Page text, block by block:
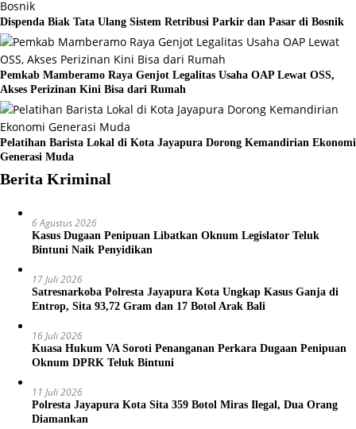
Dispenda Biak Tata Ulang Sistem Retribusi Parkir dan Pasar di Bosnik
Pemkab Mamberamo Raya Genjot Legalitas Usaha OAP Lewat OSS,
Akses Perizinan Kini Bisa dari Rumah
Pelatihan Barista Lokal di Kota Jayapura Dorong Kemandirian Ekonomi
Generasi Muda
Berita Kriminal
6 Agustus 2026
Kasus Dugaan Penipuan Libatkan Oknum Legislator Teluk
Bintuni Naik Penyidikan
17 Juli 2026
Satresnarkoba Polresta Jayapura Kota Ungkap Kasus Ganja di
Entrop, Sita 93,72 Gram dan 17 Botol Arak Bali
16 Juli 2026
Kuasa Hukum VA Soroti Penanganan Perkara Dugaan Penipuan
Oknum DPRK Teluk Bintuni
11 Juli 2026
Polresta Jayapura Kota Sita 359 Botol Miras Ilegal, Dua Orang
Diamankan